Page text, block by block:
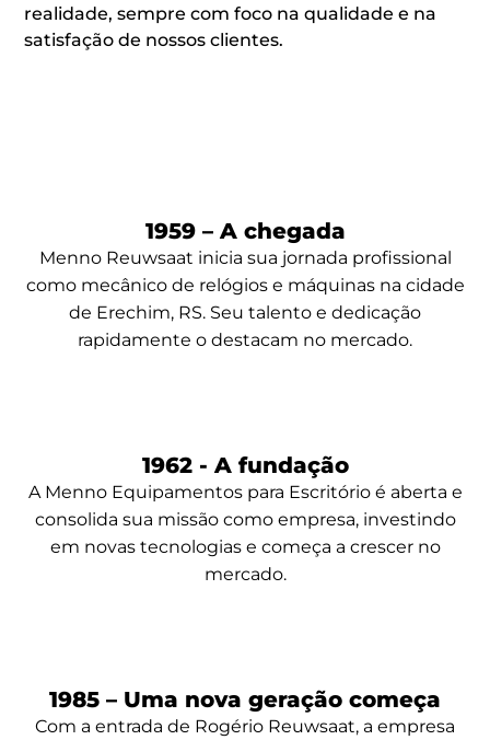
realidade, sempre com foco na qualidade e na
satisfação de nossos clientes.
1959 – A chegada
Menno Reuwsaat inicia sua jornada profissional
como mecânico de relógios e máquinas na cidade
de Erechim, RS. Seu talento e dedicação
rapidamente o destacam no mercado.
1962 - A fundação
A Menno Equipamentos para Escritório é aberta e
consolida sua missão como empresa, investindo
em novas tecnologias e começa a crescer no
mercado.
1985 – Uma nova geração começa
Com a entrada de Rogério Reuwsaat, a empresa